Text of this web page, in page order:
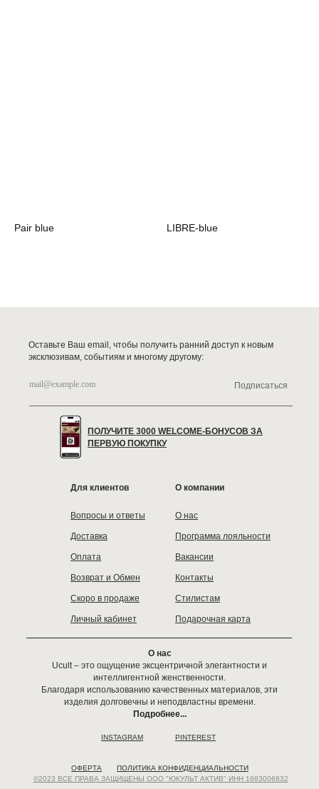
Pair blue LIBRE-blue
Для клиентов
Вопросы и ответы
Доставка
Оплата
ПОЛУЧИТЕ 3000 WELCOME-БОНУСОВ ЗА
ПЕРВУЮ ПОКУПКУ
Возврат и Обмен
Скоро в продаже
О компании
Личный кабинет
О нас
Программа лояльности
Вакансии
Контакты
Стилистам
INSTAGRAM PINTEREST
©2023 ВСЕ ПРАВА ЗАЩИЩЕНЫ ООО "ЮКУЛЬТ АКТИВ" ИНН 1683006832
ОФЕРТА ПОЛИТИКА КОНФИДЕНЦИАЛЬНОСТИ
Подарочная карта
О нас
Ucult – это ощущение эксцентричной элегантности и
интеллигентной женственности.
Благодаря использованию качественных материалов, эти
изделия долговечны и неподвластны времени.
Подробнее...
Оставьте Ваш email, чтобы получить ранний доступ к новым
эксклюзивам, событиям и многому другому:
Подписаться